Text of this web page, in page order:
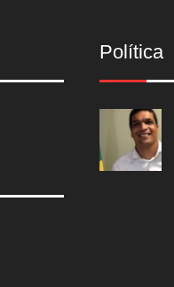
Política